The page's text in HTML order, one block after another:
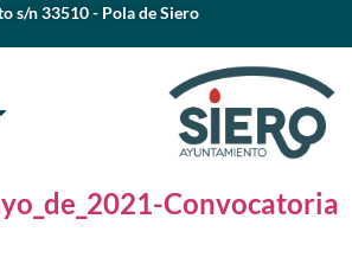
s/n 33510 - Pola de Siero
Convocatoria